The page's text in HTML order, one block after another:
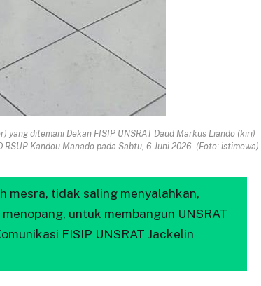
ditemani Dekan FISIP UNSRAT Daud Markus Liando (kiri)
Kandou Manado pada Sabtu, 6 Juni 2026. (Foto: istimewa).
mesra, tidak saling menyalahkan,
untuk membangun UNSRAT
FISIP UNSRAT Jackelin